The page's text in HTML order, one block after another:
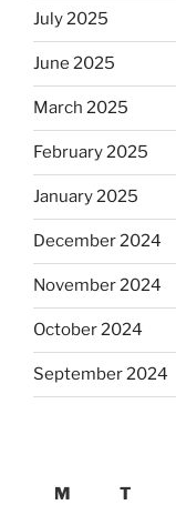
July 2025
June 2025
March 2025
February 2025
January 2025
December 2024
November 2024
October 2024
September 2024
M
T